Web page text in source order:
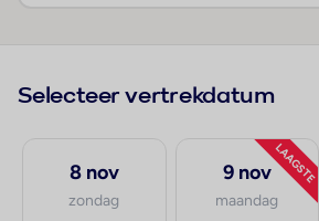
Selecteer vertrekdatum
8 nov
zondag
LAAGSTE
9 nov
maandag